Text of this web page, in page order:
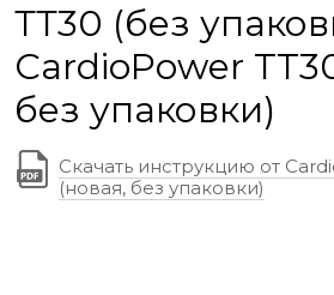
ТТ30 (без
CardioPower
без упаковки)
Скачать инструкцию от
(новая, без упаковки)